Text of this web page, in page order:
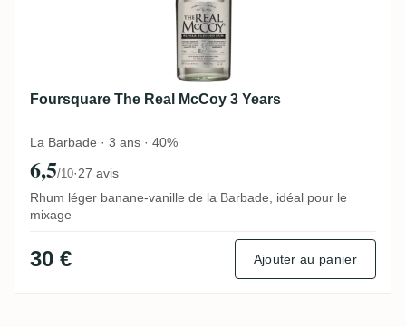
Foursquare The Real McCoy 3 Years
La Barbade · 3 ans · 40%
6,5/10·27 avis
Rhum léger banane-vanille de la Barbade, idéal pour le
mixage
30 € Ajouter au panier